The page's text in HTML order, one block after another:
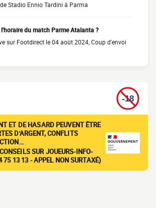
Stadio Ennio Tardini à Parma
du match Parme Atalanta ?
sur Footdirect le 04 août 2024, Coup d'envoi
ET DE HASARD PEUVENT ÊTRE
D'ARGENT, CONFLITS
SUR JOUEURS-INFO-
75 13 13 - APPEL NON SURTAXÉ)